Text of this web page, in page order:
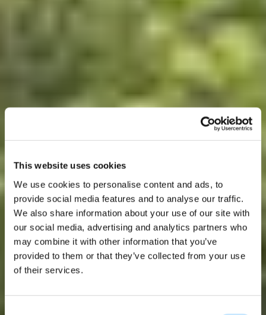
This website uses cookies
We use cookies to personalise content and ads, to
provide social media features and to analyse our traffic.
We also share information about your use of our site with
our social media, advertising and analytics partners who
may combine it with other information that you’ve
provided to them or that they’ve collected from your use
of their services.